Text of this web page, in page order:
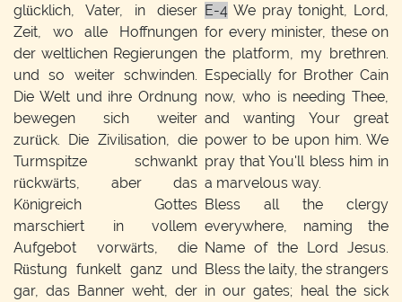
glücklich, Vater, in dieser
Zeit, wo alle Hoffnungen
der weltlichen Regierungen
und so weiter schwinden.
Die Welt und ihre Ordnung
bewegen sich weiter
zurück. Die Zivilisation, die
Turmspitze schwankt
rückwärts, aber das
Königreich Gottes
marschiert in vollem
Aufgebot vorwärts, die
Rüstung funkelt ganz und
gar, das Banner weht, der
E-4 We pray tonight, Lord,
for every minister, these on
the platform, my brethren.
Especially for Brother Cain
now, who is needing Thee,
and wanting Your great
power to be upon him. We
pray that You'll bless him in
a marvelous way.
Bless all the clergy
everywhere, naming the
Name of the Lord Jesus.
Bless the laity, the strangers
in our gates; heal the sick